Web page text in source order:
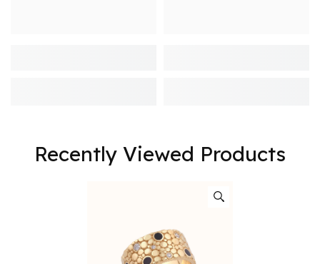
Recently Viewed Products